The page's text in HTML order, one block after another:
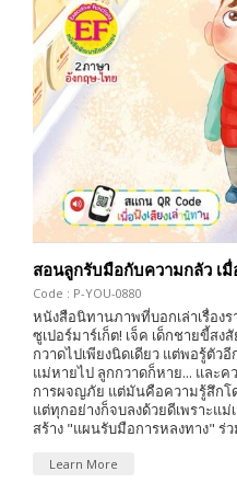
สอนลูกรับมือกับความกลัว เมื่
Code : P-YOU-0880
หนังสือนิทานภาพที่บอกเล่าเรื่อง
ซูเปอร์มาร์เก็ต! เจ็ค เด็กชายขี้ส
กวาดไปเพียงนิดเดียว แต่พอรู้ตัว
แม่หายไป ลูกกวาดก็หาย... และ
การผจญภัย แต่มันคือความรู้สึกโ
แต่ทุกอย่างก็จบลงด้วยดีเพราะแ
สร้าง "แผนรับมือการหลงทาง" ร่
Learn More